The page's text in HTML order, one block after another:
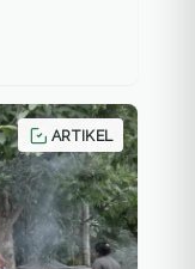
ARTIKEL